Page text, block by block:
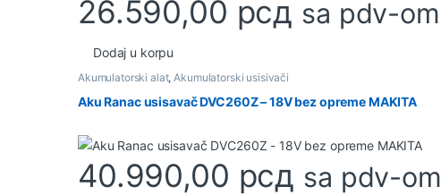
26.590,00 рсд sa pdv-om
Dodaj u korpu
Akumulatorski alat, Akumulatorski usisivači
Aku Ranac usisavač DVC260Z – 18V bez opreme MAKITA
40.990,00 рсд sa pdv-om